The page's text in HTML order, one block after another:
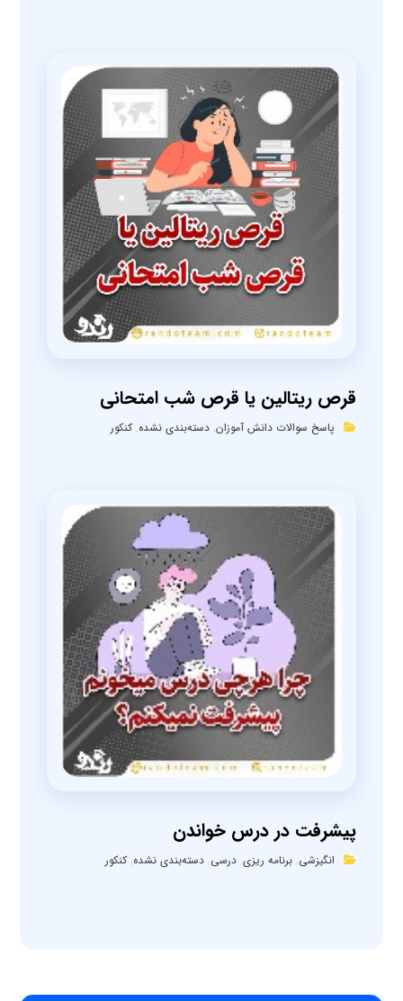
قرص ریتالین یا قرص شب امتحانی
پاسخ سوالات دانش آموزان,دسته‌بندی نشده,کنکور
پیشرفت در درس خواندن
انگیزشی,برنامه ریزی,درسی,دسته‌بندی نشده,کنکور